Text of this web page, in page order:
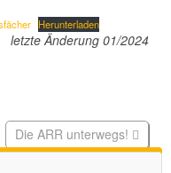
Herunterladen
letzte Änderung 01/2024
Die ARR unterwegs!